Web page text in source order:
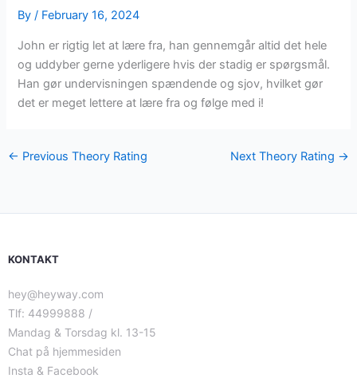
By/ February 16, 2024
John er rigtig let at lære fra, han gennemgår altid det hele
og uddyber gerne yderligere hvis der stadig er spørgsmål.
Han gør undervisningen spændende og sjov, hvilket gør
det er meget lettere at lære fra og følge med i!
← Previous Theory Rating Next Theory Rating →
KONTAKT
hey@heyway.com
Tlf: 44999888 /
Mandag & Torsdag kl. 13-15
Chat på hjemmesiden
Insta & Facebook